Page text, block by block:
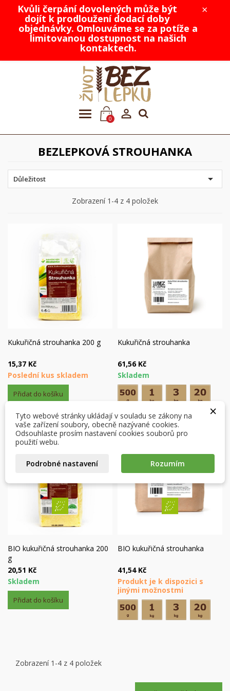
×
Kvůli čerpání dovolených může být
dojít k prodloužení dodací doby
objednávky. Omlouváme se za potíže a
limitovanou dostupnost na našich
kontaktech.
0 
BEZLEPKOVÁ STROUHANKA
Důležitost 
Zobrazení 1-4 z 4 položek
Kukuřičná strouhanka 200 g
15,37 Kč
Poslední kus skladem
Přidat do košíku
Kukuřičná strouhanka
61,56 Kč
Skladem
BIO kukuřičná strouhanka 200
g
20,51 Kč
Skladem
Přidat do košíku
BIO kukuřičná strouhanka
41,54 Kč
Produkt je k dispozici s
jinými možnostmi
Zobrazení 1-4 z 4 položek
Můj seznam přání
add_circle_outline Vytvořit nový seznam
((modalTitle)) ×
((confirmMessage))
Vytvořit seznam přání ×
Název seznamu přání
Zrušit Vytvořit seznam přání
Přihlásit se ×
Musíte být přihlášen, abyste si mohli výrobky uložit do
svého seznamu přání.
Přihlásit se
×
Tyto webové stránky ukládají v souladu se zákony na
vaše zařízení soubory, obecně nazývané cookies.
Odsouhlaste prosím nastavení cookies souborů pro
použití webu.
Podrobné nastavení Rozumím